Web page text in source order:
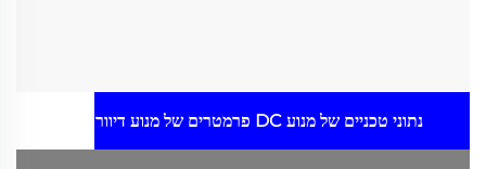
נתוני טכניים של מנוע DC פרמטרים של מנוע דיוור